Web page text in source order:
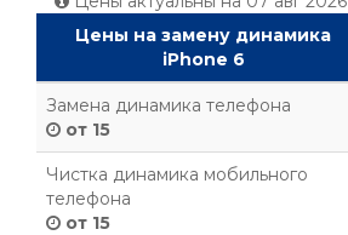
Цены на замену динамика
iPhone 6
Замена динамика телефона
от 15
Чистка динамика мобильного
телефона
от 15